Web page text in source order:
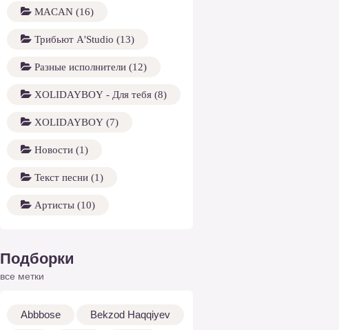
MACAN (16)
Трибьют A'Studio (13)
Разные исполнители (12)
XOLIDAYBOY - Для тебя (8)
XOLIDAYBOY (7)
Новости (1)
Текст песни (1)
Артисты (10)
Подборки
все метки
Abbbose Bekzod Haqqiyev